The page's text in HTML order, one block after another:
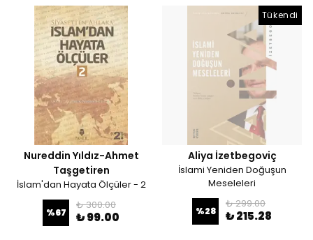
Nureddin Yıldız-Ahmet
Taşgetiren
İslam'dan Hayata Ölçüler - 2
%67
₺ 300.00
₺ 99.00
Tükendi
Aliya İzetbegoviç
İslami Yeniden Doğuşun
Meseleleri
%28
₺ 299.00
₺ 215.28